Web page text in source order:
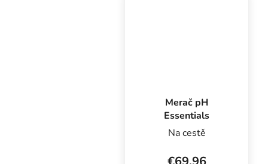
Merač pH
Essentials
Na cestě